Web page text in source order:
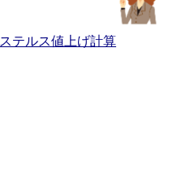
ステルス値上げ計算